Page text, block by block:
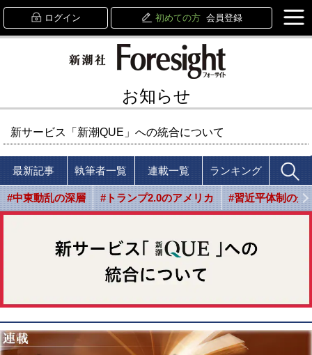
ログイン 初めての方 会員登録
お知らせ
新サービス「新潮QUE」への統合について
最新記事 執筆者一覧 連載一覧 ランキング
#中東動乱の深層 #トランプ2.0のアメリカ #習近平体制の光